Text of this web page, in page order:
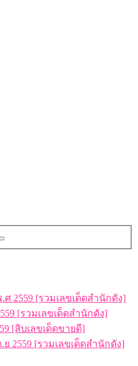
ศ 2559 [รวมเลขเด็ดสำนักดัง]
[รวมเลขเด็ดสำนักดัง]
[สิบเลขเด็ดขายดี]
2559 [รวมเลขเด็ดสำนักดัง]